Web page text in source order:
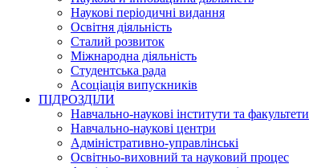
Наукові періодичні видання
Освітня діяльність
Сталий розвиток
Міжнародна діяльність
Студентська рада
Асоціація випускників
ПІДРОЗДІЛИ
Навчально-наукові інститути та факультети
Навчально-наукові центри
Адміністративно-управлінські
Освітньо-виховний та науковий процес